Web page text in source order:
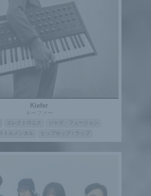
Kiefer
キーファー
エレクトロニク
ジャズ・フュージョン
トルメンタル
ヒップホップ / ラップ